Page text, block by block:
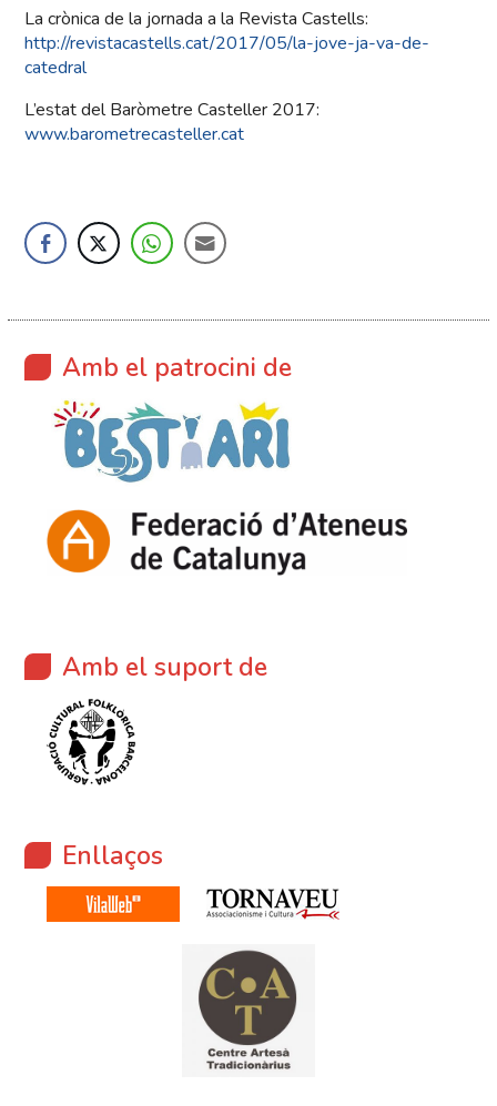
La crònica de la jornada a la Revista Castells:
http://revistacastells.cat/2017/05/la-jove-ja-va-de-
catedral
L’estat del Baròmetre Casteller 2017:
www.barometrecasteller.cat
Amb el patrocini de
Amb el suport de
Enllaços